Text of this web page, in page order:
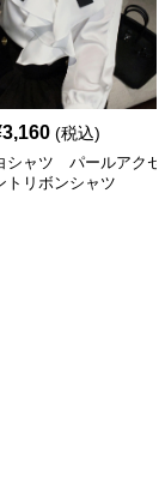
3,160 (税込)
シャツ パールアクセ
トリボンシャツ